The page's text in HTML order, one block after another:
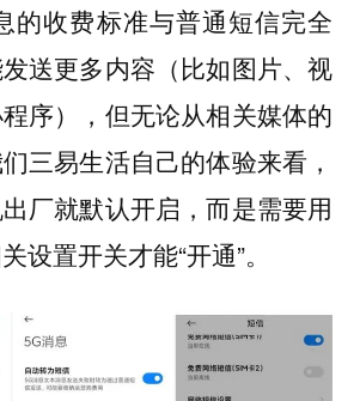
的收费标准与普通短信完全
送更多内容（比如图片、视
序），但无论从相关媒体的
三易生活自己的体验来看，
厂就默认开启，而是需要用
设置开关才能“开通”。